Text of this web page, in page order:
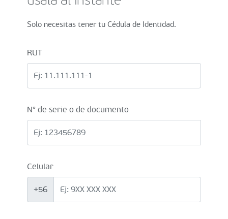
Solo necesitas tener tu Cédula de Identidad.
RUT
N° de serie o de documento
Celular
+56